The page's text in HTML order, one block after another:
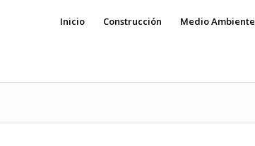
Inicio Construcción Medio Ambiente